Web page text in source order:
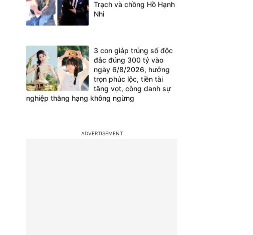
Trạch và chồng Hồ Hạnh
Nhi
3 con giáp trúng số độc
đắc đúng 300 tỷ vào
ngày 6/8/2026, hưởng
trọn phúc lộc, tiền tài
tăng vọt, công danh sự
nghiệp thăng hạng không ngừng